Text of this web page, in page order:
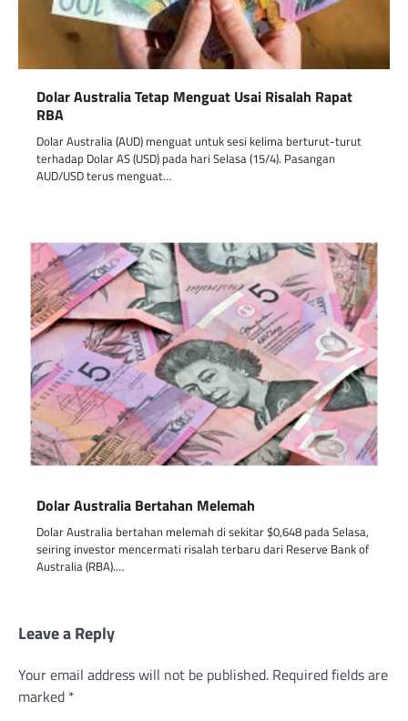
Dolar Australia Tetap Menguat Usai Risalah Rapat
RBA
Dolar Australia (AUD) menguat untuk sesi kelima berturut-turut
terhadap Dolar AS (USD) pada hari Selasa (15/4). Pasangan
AUD/USD terus menguat…
Dolar Australia Bertahan Melemah
Dolar Australia bertahan melemah di sekitar $0,648 pada Selasa,
seiring investor mencermati risalah terbaru dari Reserve Bank of
Australia (RBA).…
Leave a Reply
Your email address will not be published. Required fields are
marked *